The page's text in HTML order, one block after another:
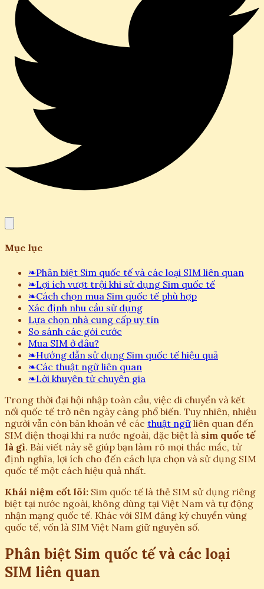
Mục lục
❧Phân biệt Sim quốc tế và các loại SIM liên quan
❧Lợi ích vượt trội khi sử dụng Sim quốc tế
❧Cách chọn mua Sim quốc tế phù hợp
Xác định nhu cầu sử dụng
Lựa chọn nhà cung cấp uy tín
So sánh các gói cước
Mua SIM ở đâu?
❧Hướng dẫn sử dụng Sim quốc tế hiệu quả
❧Các thuật ngữ liên quan
❧Lời khuyên từ chuyên gia
Trong thời đại hội nhập toàn cầu, việc di chuyển và kết
nối quốc tế trở nên ngày càng phổ biến. Tuy nhiên, nhiều
người vẫn còn băn khoăn về các thuật ngữliên quan đến
SIM điện thoại khi ra nước ngoài, đặc biệt là sim quốc tế
là gì. Bài viết này sẽ giúp bạn làm rõ mọi thắc mắc, từ
định nghĩa, lợi ích cho đến cách lựa chọn và sử dụng SIM
quốc tế một cách hiệu quả nhất.
Khái niệm cốt lõi: Sim quốc tế là thẻ SIM sử dụng riêng
biệt tại nước ngoài, không dùng tại Việt Nam và tự động
nhận mạng quốc tế. Khác với SIM đăng ký chuyển vùng
quốc tế, vốn là SIM Việt Nam giữ nguyên số.
Phân biệt Sim quốc tế và các loại
SIM liên quan